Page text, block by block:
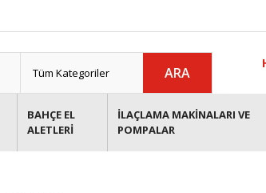
ARA
BAHÇE EL
ALETLERİ
İLAÇLAMA MAKİNALARI VE
POMPALAR